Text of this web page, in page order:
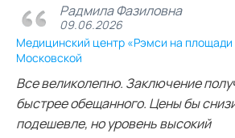
Радмила Фазиловна
09.06.2026
Медицинский центр «Рэмси на площади
Московской
Все великолепно. Заключение
быстрее обещанного. Цены бы
подешевле, но уровень высокий